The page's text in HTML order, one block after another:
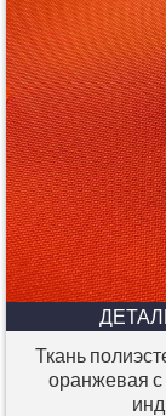
Ткань
оранжевая